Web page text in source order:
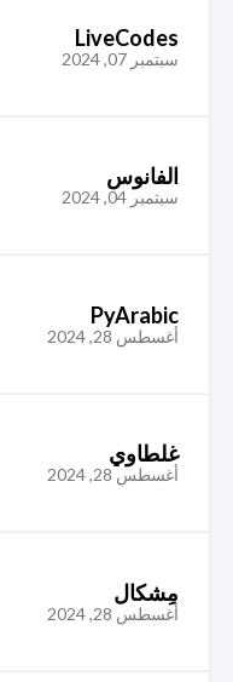
LiveCodes
سبتمبر 07, 2024
الفانوس
سبتمبر 04, 2024
PyArabic
أغسطس 28, 2024
غلطاوي
أغسطس 28, 2024
مِشكال
أغسطس 28, 2024